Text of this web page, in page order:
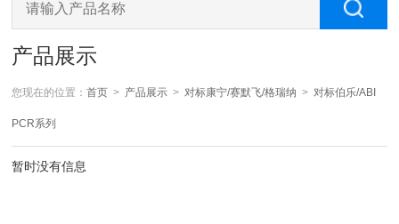
产品展示
您现在的位置：首页 > 产品展示 > 对标康宁/赛默飞/格瑞纳 > 对标伯乐/ABI
PCR系列
暂时没有信息